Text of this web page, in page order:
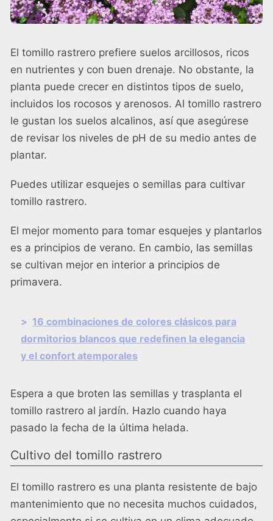
El tomillo rastrero prefiere suelos arcillosos, ricos
en nutrientes y con buen drenaje. No obstante, la
planta puede crecer en distintos tipos de suelo,
incluidos los rocosos y arenosos. Al tomillo rastrero
le gustan los suelos alcalinos, así que asegúrese
de revisar los niveles de pH de su medio antes de
plantar.
Puedes utilizar esquejes o semillas para cultivar
tomillo rastrero.
El mejor momento para tomar esquejes y plantarlos
es a principios de verano. En cambio, las semillas
se cultivan mejor en interior a principios de
primavera.
> 16 combinaciones de colores clásicos para
dormitorios blancos que redefinen la elegancia
y el confort atemporales
Espera a que broten las semillas y trasplanta el
tomillo rastrero al jardín. Hazlo cuando haya
pasado la fecha de la última helada.
Cultivo del tomillo rastrero
El tomillo rastrero es una planta resistente de bajo
mantenimiento que no necesita muchos cuidados,